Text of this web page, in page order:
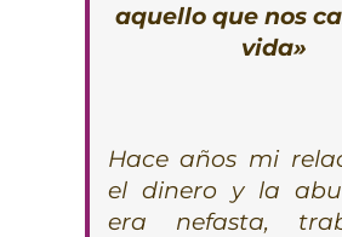
aquello que nos
vida»
Hace años mi
el dinero y la
era nefasta,